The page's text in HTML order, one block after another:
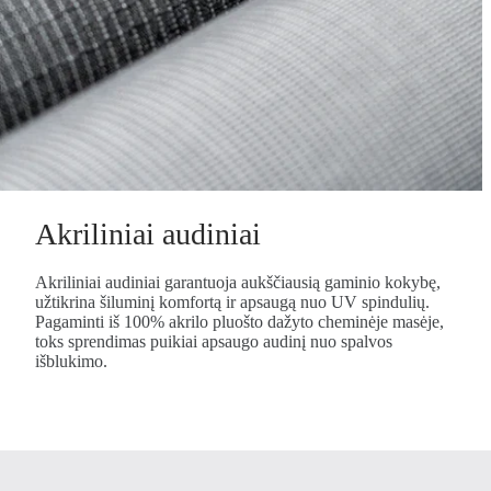
Akriliniai audiniai
Akriliniai audiniai garantuoja aukščiausią gaminio kokybę,
užtikrina šiluminį komfortą ir apsaugą nuo UV spindulių.
Pagaminti iš 100% akrilo pluošto dažyto cheminėje masėje,
toks sprendimas puikiai apsaugo audinį nuo spalvos
išblukimo.